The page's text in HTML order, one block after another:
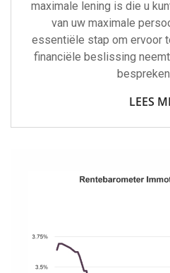
maximale lening is die u
van uw maximale
essentiële stap om ervoor
financiële beslissing
LEES